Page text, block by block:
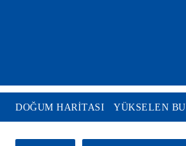
DOĞUM HARİTASI YÜKSELEN